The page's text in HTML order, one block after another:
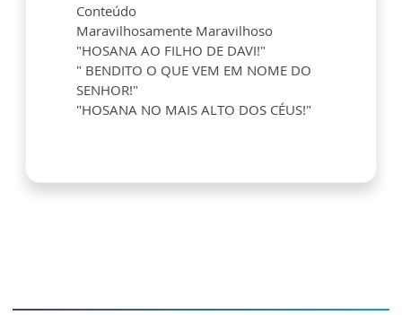
Conteúdo
Maravilhosamente Maravilhoso
"HOSANA AO FILHO DE DAVI!"
" BENDITO O QUE VEM EM NOME DO
SENHOR!"
"HOSANA NO MAIS ALTO DOS CÉUS!"